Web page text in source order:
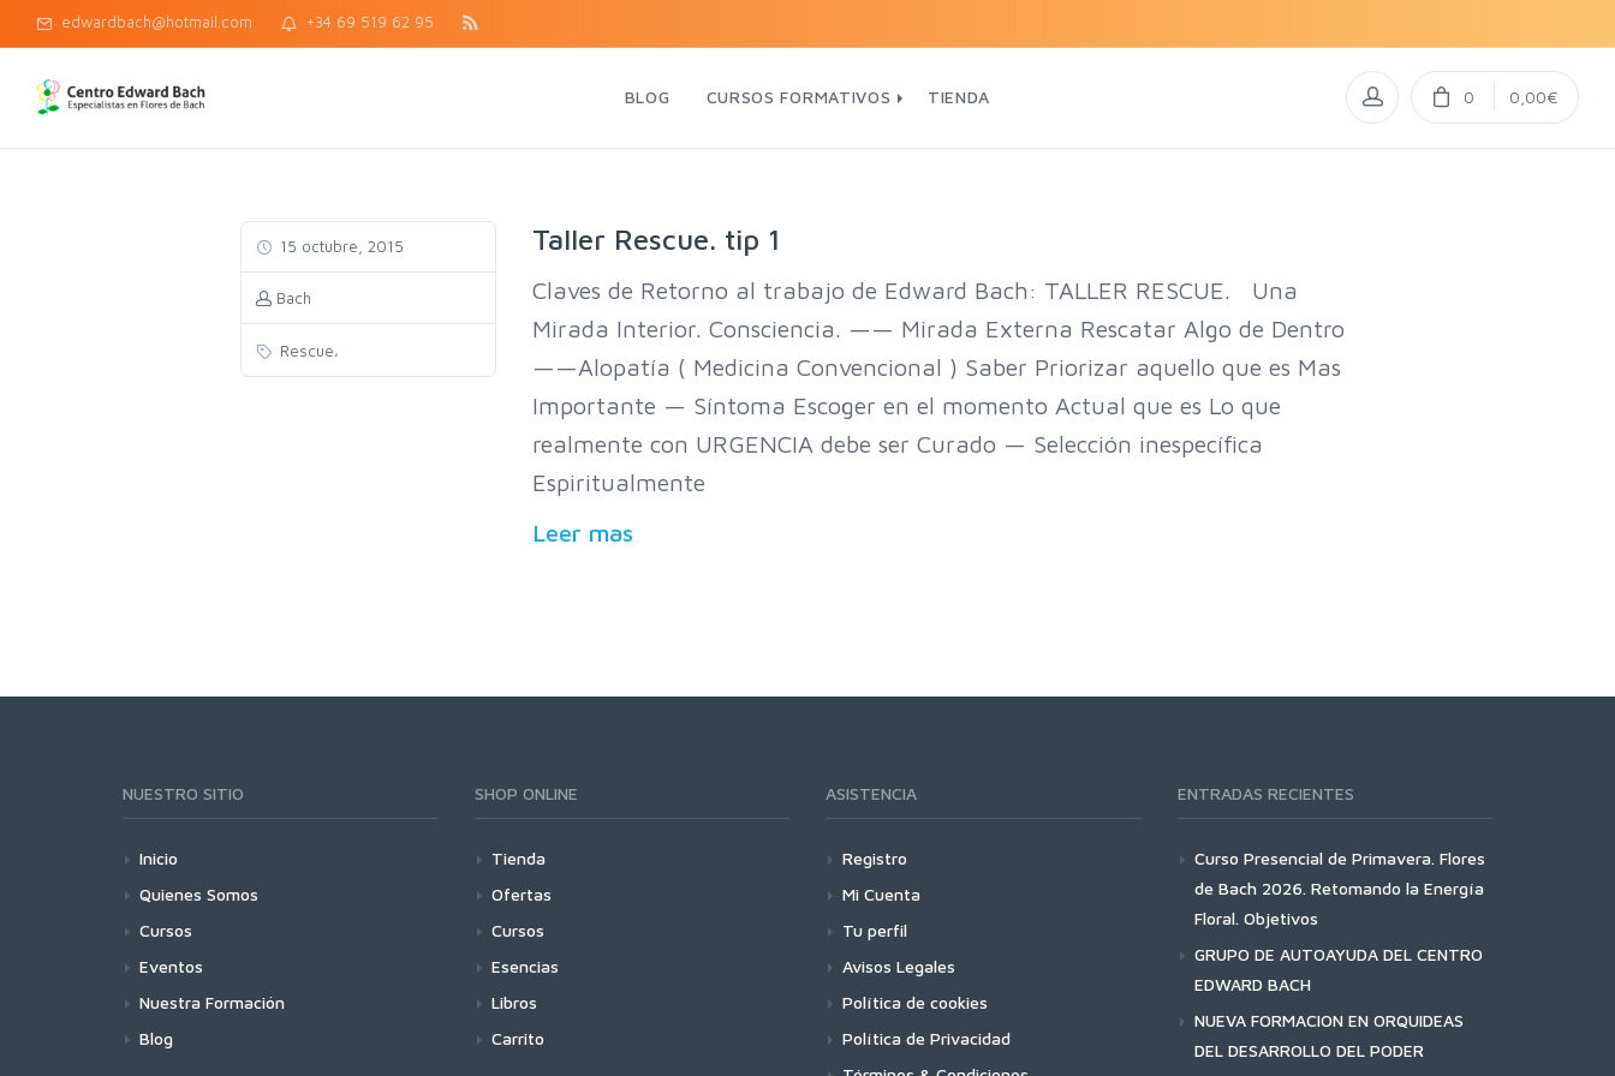
edwardbach@hotmail.com +34 69 519 62 95
BLOG CURSOS FORMATIVOS TIENDA 0 0,00€
15 octubre, 2015
Bach
Rescue,
Taller Rescue. tip 1
Claves de Retorno al trabajo de Edward Bach: TALLER RESCUE. Una
Mirada Interior. Consciencia. —— Mirada Externa Rescatar Algo de Dentro
——Alopatía ( Medicina Convencional ) Saber Priorizar aquello que es Mas
Importante — Síntoma Escoger en el momento Actual que es Lo que
realmente con URGENCIA debe ser Curado — Selección inespecífica
Espiritualmente
Leer mas
NUESTRO SITIO
Inicio
Quienes Somos
Cursos
Eventos
Nuestra Formación
Blog
SHOP ONLINE
Tienda
Ofertas
Cursos
Esencias
Libros
Carrito
ASISTENCIA
Registro
Mi Cuenta
Tu perfil
Avisos Legales
Política de cookies
Política de Privacidad
ENTRADAS RECIENTES
Curso Presencial de Primavera. Flores
de Bach 2026. Retomando la Energía
Floral. Objetivos
GRUPO DE AUTOAYUDA DEL CENTRO
EDWARD BACH
NUEVA FORMACION EN ORQUIDEAS
DEL DESARROLLO DEL PODER